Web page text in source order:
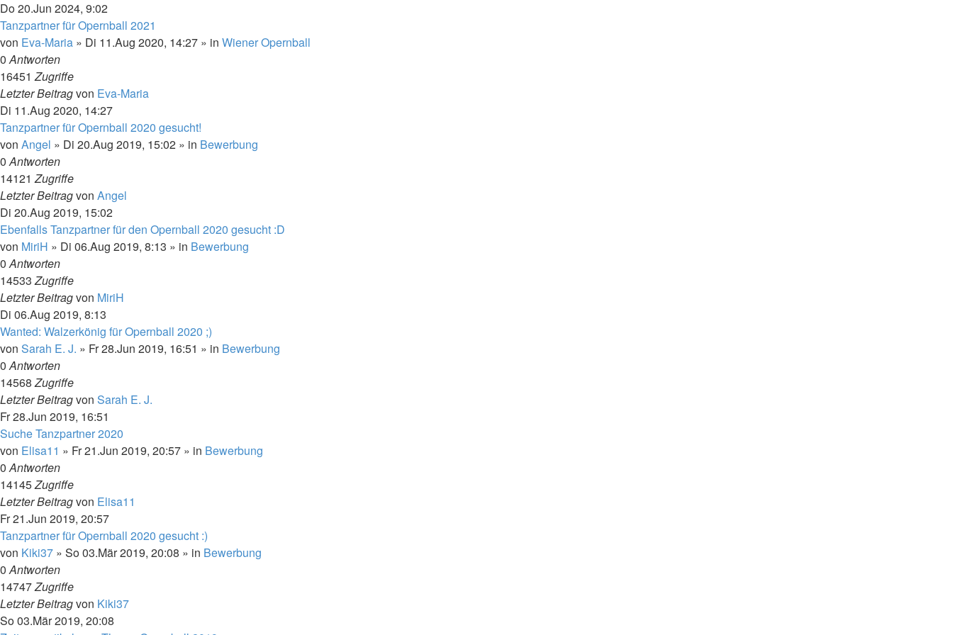
Do 20.Jun 2024, 9:02
Tanzpartner für Opernball 2021
von Eva-Maria » Di 11.Aug 2020, 14:27 » in Wiener Opernball
0Antworten
16451Zugriffe
Letzter Beitragvon Eva-Maria
Di 11.Aug 2020, 14:27
Tanzpartner für Opernball 2020 gesucht!
von Angel » Di 20.Aug 2019, 15:02 » in Bewerbung
0Antworten
14121Zugriffe
Letzter Beitragvon Angel
Di 20.Aug 2019, 15:02
Ebenfalls Tanzpartner für den Opernball 2020 gesucht :D
von MiriH » Di 06.Aug 2019, 8:13 » in Bewerbung
0Antworten
14533Zugriffe
Letzter Beitragvon MiriH
Di 06.Aug 2019, 8:13
Wanted: Walzerkönig für Opernball 2020 ;)
von Sarah E. J. » Fr 28.Jun 2019, 16:51 » in Bewerbung
0Antworten
14568Zugriffe
Letzter Beitragvon Sarah E. J.
Fr 28.Jun 2019, 16:51
Suche Tanzpartner 2020
von Elisa11 » Fr 21.Jun 2019, 20:57 » in Bewerbung
0Antworten
14145Zugriffe
Letzter Beitragvon Elisa11
Fr 21.Jun 2019, 20:57
Tanzpartner für Opernball 2020 gesucht :)
von Kiki37 » So 03.Mär 2019, 20:08 » in Bewerbung
0Antworten
14747Zugriffe
Letzter Beitragvon Kiki37
So 03.Mär 2019, 20:08